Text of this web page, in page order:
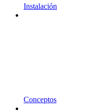
Instalación
Conceptos